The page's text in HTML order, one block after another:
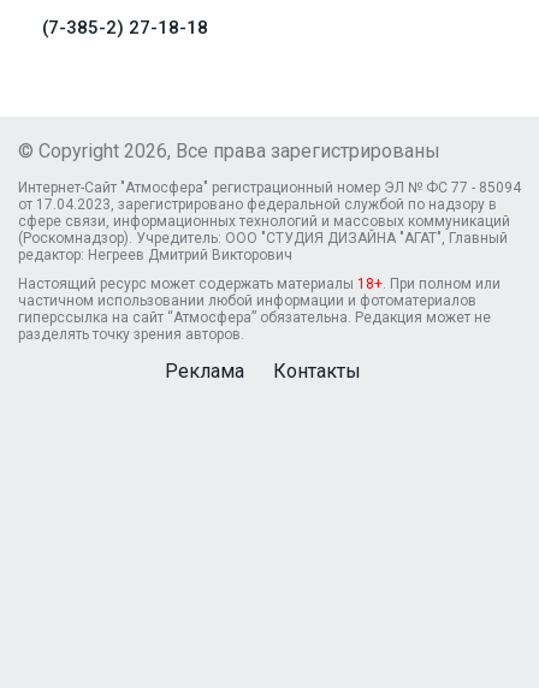
(7-385-2) 27-18-18
© Copyright 2026, Все права зарегистрированы
Интернет-Сайт "Атмосфера" регистрационный номер ЭЛ № ФС 77 - 85094
от 17.04.2023, зарегистрировано федеральной службой по надзору в
сфере связи, информационных технологий и массовых коммуникаций
(Роскомнадзор). Учредитель: ООО "СТУДИЯ ДИЗАЙНА "АГАТ", Главный
редактор: Негреев Дмитрий Викторович
Настоящий ресурс может содержать материалы 18+ . При полном или
частичном использовании любой информации и фотоматериалов
гиперссылка на сайт “Атмосфера” обязательна. Редакция может не
разделять точку зрения авторов.
Реклама Контакты